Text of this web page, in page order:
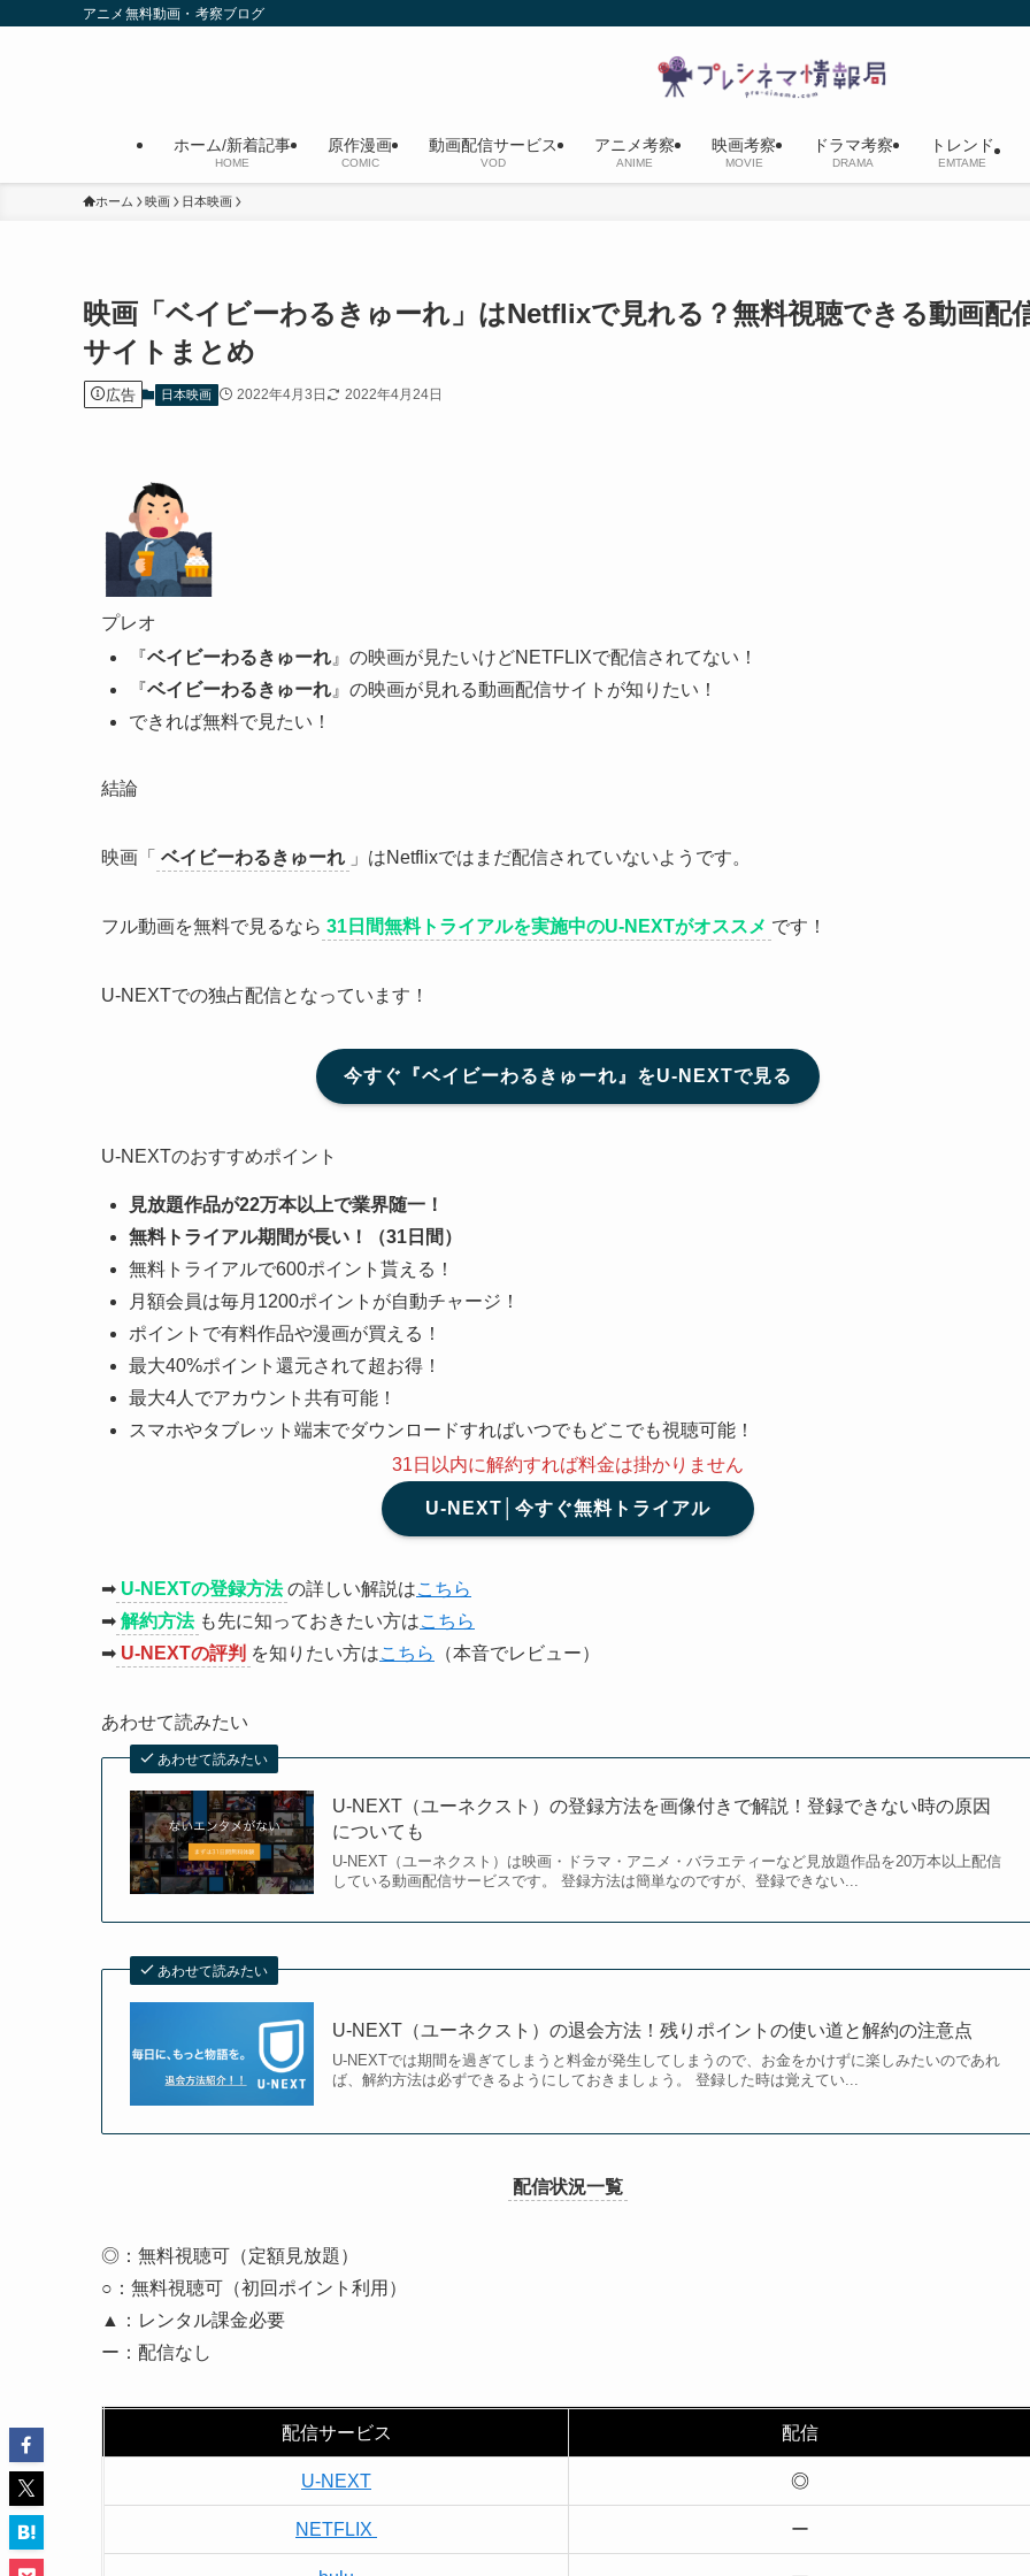
アニメ無料動画・考察ブログ
ホーム/新着記事
HOME
原作漫画
COMIC
動画配信サービス
VOD
アニメ考察
ANIME
映画考察
MOVIE
ドラマ考察
DRAMA
トレンド
EMTAME
ホーム 映画 日本映画
映画「ベイビーわるきゅーれ」はNetflixで見れる？無料視聴できる動画配
サイトまとめ
広告 日本映画 2022年4月3日 2022年4月24日
プレオ
『ベイビーわるきゅーれ 』の映画が見たいけどNETFLIXで配信されてない！
『ベイビーわるきゅーれ 』の映画が見れる動画配信サイトが知りたい！
できれば無料で見たい！
結論
映画「 ベイビーわるきゅーれ 」はNetflixではまだ配信されていないようです。
フル動画を無料で見るなら 31日間無料トライアルを実施中のU-NEXTがオススメ です！
U-NEXTでの独占配信となっています！
今すぐ『ベイビーわるきゅーれ』をU-NEXTで見る
U-NEXTのおすすめポイント
見放題作品が22万本以上で業界随一！
無料トライアル期間が長い！（31日間）
無料トライアルで600ポイント貰える！
月額会員は毎月1200ポイントが自動チャージ！
ポイントで有料作品や漫画が買える！
最大40%ポイント還元されて超お得！
最大4人でアカウント共有可能！
スマホやタブレット端末でダウンロードすればいつでもどこでも視聴可能！
31日以内に解約すれば料金は掛かりません
U-NEXT│今すぐ無料トライアル
➡ U-NEXTの登録方法 の詳しい解説はこちら
➡ 解約方法 も先に知っておきたい方はこちら
➡ U-NEXTの評判 を知りたい方はこちら （本音でレビュー）
あわせて読みたい
あわせて読みたい
U-NEXT（ユーネクスト）の登録方法を画像付きで解説！登録できない時の原因
についても
U-NEXT（ユーネクスト）は映画・ドラマ・アニメ・バラエティーなど見放題作品を20万本以上配信
している動画配信サービスです。 登録方法は簡単なのですが、登録できない...
あわせて読みたい
U-NEXT（ユーネクスト）の退会方法！残りポイントの使い道と解約の注意点
U-NEXTでは期間を過ぎてしまうと料金が発生してしまうので、お金をかけずに楽しみたいのであれ
ば、解約方法は必ずできるようにしておきましょう。 登録した時は覚えてい...
配信状況一覧
◎：無料視聴可（定額見放題）
○：無料視聴可（初回ポイント利用）
▲：レンタル課金必要
ー：配信なし
配信サービス 配信
U-NEXT ◎
NETFLIX ー